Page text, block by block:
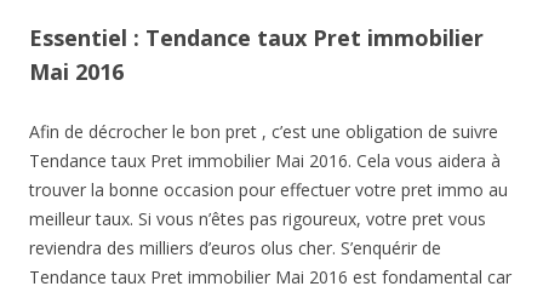
Essentiel : Tendance taux Pret immobilier
Mai 2016
Afin de décrocher le bon pret , c’est une obligation de suivre
Tendance taux Pret immobilier Mai 2016. Cela vous aidera à
trouver la bonne occasion pour effectuer votre pret immo au
meilleur taux. Si vous n’êtes pas rigoureux, votre pret vous
reviendra des milliers d’euros olus cher. S’enquérir de
Tendance taux Pret immobilier Mai 2016 est fondamental car